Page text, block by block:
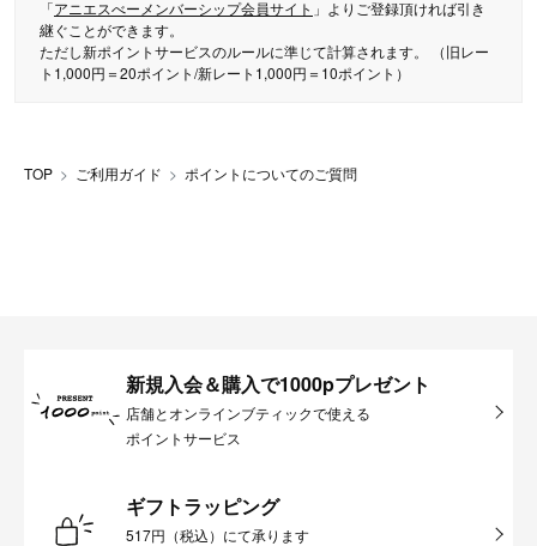
「アニエスべーメンバーシップ会員サイト 」よりご登録頂ければ引き
継ぐことができます。
ただし新ポイントサービスのルールに準じて計算されます。 （旧レー
ト1,000円＝20ポイント/新レート1,000円＝10ポイント）
TOP ご利用ガイド ポイントについてのご質問
新規入会＆購入で1000pプレゼント
店舗とオンラインブティックで使える
ポイントサービス
ギフトラッピング
517円（税込）にて承ります